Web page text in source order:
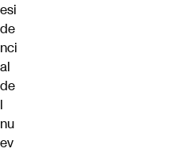
esi
de
nci
al
de
l
nu
ev